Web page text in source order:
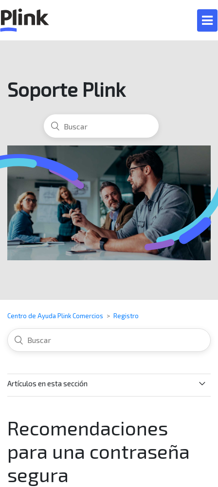
Soporte Plink
Centro de Ayuda Plink Comercios Registro
Artículos en esta sección
¿Puedo registrarme en Plink si no tengo el servicio de
Recomendaciones
para una contraseña
segura